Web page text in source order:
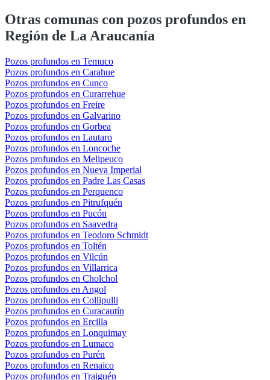
Otras comunas con pozos profundos en
Región de La Araucanía
Pozos profundos en Temuco
Pozos profundos en Carahue
Pozos profundos en Cunco
Pozos profundos en Curarrehue
Pozos profundos en Freire
Pozos profundos en Galvarino
Pozos profundos en Gorbea
Pozos profundos en Lautaro
Pozos profundos en Loncoche
Pozos profundos en Melipeuco
Pozos profundos en Nueva Imperial
Pozos profundos en Padre Las Casas
Pozos profundos en Perquenco
Pozos profundos en Pitrufquén
Pozos profundos en Pucón
Pozos profundos en Saavedra
Pozos profundos en Teodoro Schmidt
Pozos profundos en Toltén
Pozos profundos en Vilcún
Pozos profundos en Villarrica
Pozos profundos en Cholchol
Pozos profundos en Angol
Pozos profundos en Collipulli
Pozos profundos en Curacautín
Pozos profundos en Ercilla
Pozos profundos en Lonquimay
Pozos profundos en Lumaco
Pozos profundos en Purén
Pozos profundos en Renaico
Pozos profundos en Traiguén